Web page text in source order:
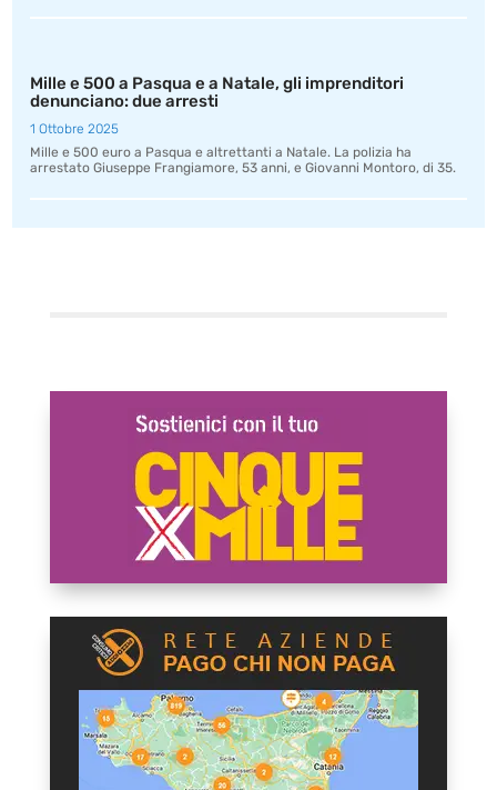
Mille e 500 a Pasqua e a Natale, gli imprenditori
denunciano: due arresti
1 Ottobre 2025
Mille e 500 euro a Pasqua e altrettanti a Natale. La polizia ha
arrestato Giuseppe Frangiamore, 53 anni, e Giovanni Montoro, di 35.